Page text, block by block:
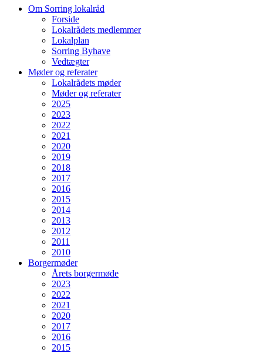
Om Sorring lokalråd
Forside
Lokalrådets medlemmer
Lokalplan
Sorring Byhave
Vedtægter
Møder og referater
Lokalrådets møder
Møder og referater
2025
2023
2022
2021
2020
2019
2018
2017
2016
2015
2014
2013
2012
2011
2010
Borgermøder
Årets borgermøde
2023
2022
2021
2020
2017
2016
2015